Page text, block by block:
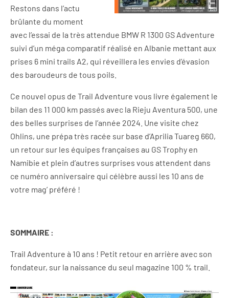
Restons dans l’actu
brûlante du moment
avec l’essai de la très attendue BMW R 1300 GS Adventure
suivi d’un méga comparatif réalisé en Albanie mettant aux
prises 6 mini trails A2, qui réveillera les envies d’évasion
des baroudeurs de tous poils.
Ce nouvel opus de Trail Adventure vous livre également le
bilan des 11 000 km passés avec la Rieju Aventura 500, une
des belles surprises de l’année 2024. Une visite chez
Ohlins, une prépa très racée sur base d’Aprilia Tuareg 660,
un retour sur les équipes françaises au GS Trophy en
Namibie et plein d’autres surprises vous attendent dans
ce numéro anniversaire qui célèbre aussi les 10 ans de
votre mag’ préféré !
SOMMAIRE :
Trail Adventure à 10 ans ! Petit retour en arrière avec son
fondateur, sur la naissance du seul magazine 100 % trail.